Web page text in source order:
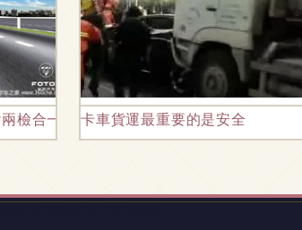
檢合一”，道路貨物運輸開啟減負增效新篇章
卡車貨運最重要的是安全